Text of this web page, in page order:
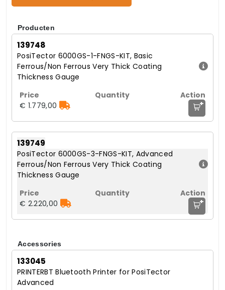
Producten
139748
PosiTector 6000GS-1-FNGS-KIT, Basic
Ferrous/Non Ferrous Very Thick Coating
Thickness Gauge
€ 1.779,00 +
139749
PosiTector 6000GS-3-FNGS-KIT, Advanced
Ferrous/Non Ferrous Very Thick Coating
Thickness Gauge
€ 2.220,00 +
Accessories
133045
PRINTERBT Bluetooth Printer for PosiTector
Advanced